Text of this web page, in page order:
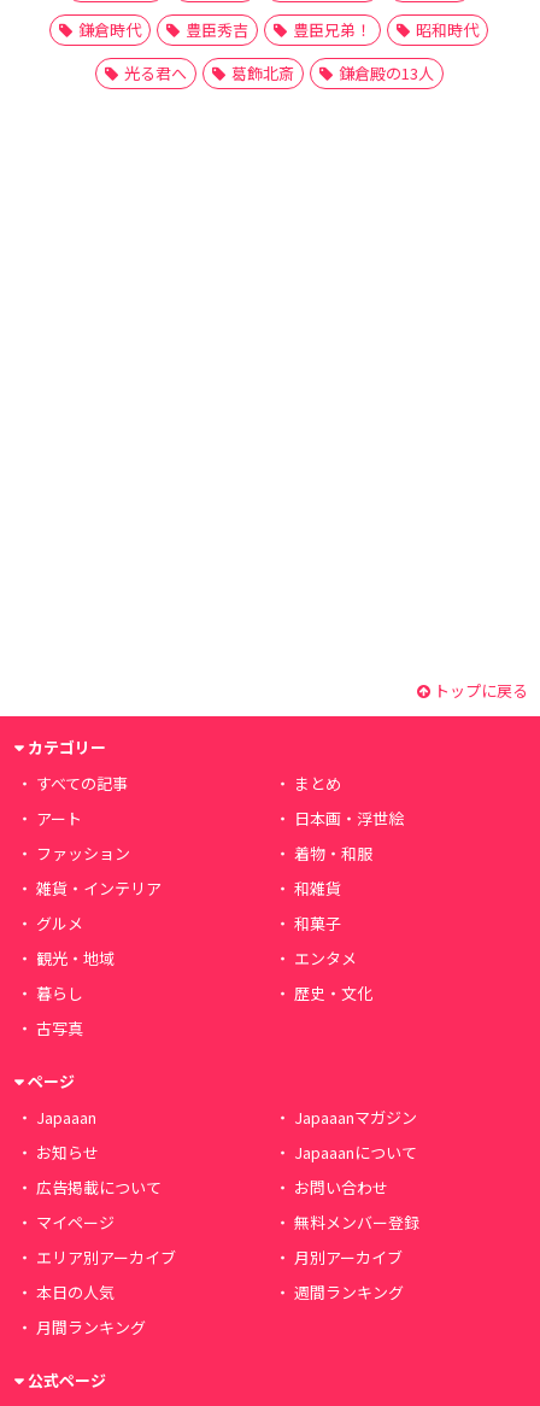
鎌倉時代
豊臣秀吉 豊臣兄弟！
昭和時代
光る君へ
葛飾北斎 鎌倉殿の13人
トップに戻る
カテゴリー
すべての記事
まとめ
アート
日本画・浮世絵
ファッション
着物・和服
雑貨・インテリア
和雑貨
グルメ
和菓子
観光・地域
エンタメ
暮らし
歴史・文化
古写真
ページ
Japaaan
Japaaanマガジン
お知らせ
Japaaanについて
広告掲載について
お問い合わせ
マイページ
無料メンバー登録
エリア別アーカイブ
月別アーカイブ
本日の人気
週間ランキング
月間ランキング
公式ページ